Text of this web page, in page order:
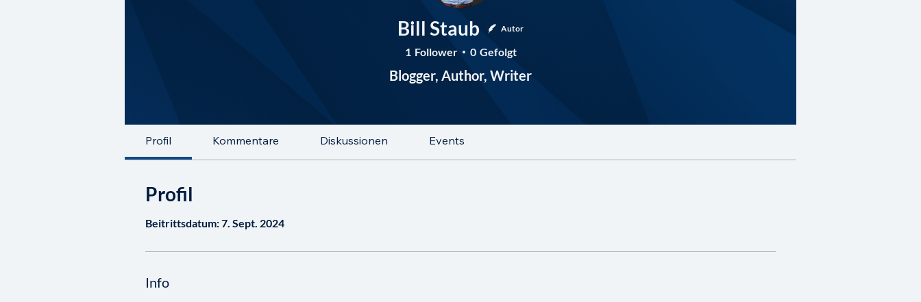
Bill Staub Autor
1 Follower 0 Gefolgt
Blogger, Author, Writer
Profil Kommentare Diskussionen Events
Profil
Beitrittsdatum: 7. Sept. 2024
Info